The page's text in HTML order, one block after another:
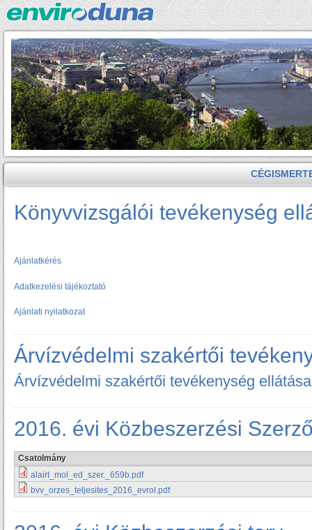
Könyvvizsgálói tevékenység
Ajánlatkérés
Adatkezelési tájékoztató
Ajánlati nyilatkozat
Árvízvédelmi szakértői
Árvízvédelmi szakértői tevékenység ellátása
2016. évi Közbeszerzési
Csatolmány
alairt_mol_ed_szer._659b.pdf
bvv_orzes_teljesites_2016_evrol.pdf